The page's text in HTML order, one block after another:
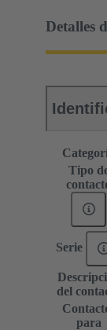
Detalles
Tipo
Serie
del
para